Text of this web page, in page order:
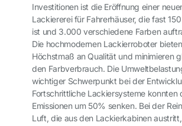
Investitionen ist die Eröffnung einer
Lackiererei für Fahrerhäuser, die fast
ist und 3.000 verschiedene Farben
Die hochmodernen Lackierroboter
Höchstmaß an Qualität und minimieren
den Farbverbrauch. Die
wichtiger Schwerpunkt bei der
Fortschrittliche Lackiersysteme konnten
Emissionen um 50% senken. Bei der
Luft, die aus den Lackierkabinen